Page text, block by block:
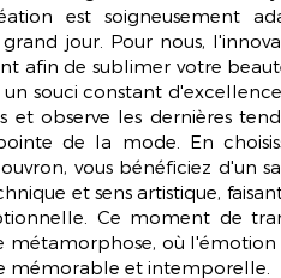
est soigneusement
jour. Pour nous,
afin de sublimer votre
souci constant
et observe les dernières
de la mode. En
vous bénéficiez d'un
et sens artistique,
Ce moment de
métamorphose, où l'émotion
mémorable et intemporelle.